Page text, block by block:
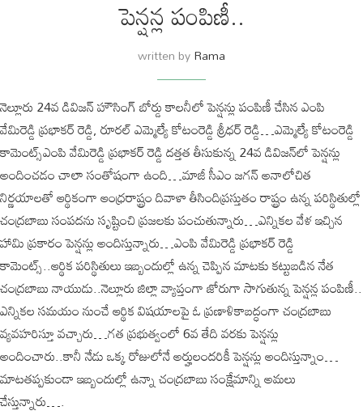
పెన్ష‌న్ల పంపిణీ..
written byRama
నెల్లూరు 24వ డివిజ‌న్ హౌసింగ్ బోర్డు కాల‌నీలో పెన్ష‌న్లు పంపిణీ చేసిన ఎంపి
వేమిరెడ్డి ప్ర‌భాక‌ర్ రెడ్డి, రూర‌ల్ ఎమ్మెల్యే కోటంరెడ్డి శ్రీ‌ధ‌ర్ రెడ్డి…ఎమ్మెల్యే కోటంరెడ్డి
కామెంట్స్‌ఎంపి వేమిరెడ్డి ప్ర‌భాక‌ర్ రెడ్డి ద‌త్త‌త తీసుకున్న 24వ డివిజ‌న్‌లో పెన్ష‌న్లు
అందించ‌డం చాలా సంతోషంగా ఉంది…మాజీ సీఎం జ‌గ‌న్ అనాలోచిత
నిర్ణ‌యాల‌తో ఆర్థికంగా ఆంధ్ర‌రాష్ట్రం దివాళా తీసిందిప్ర‌స్తుతం రాష్ట్రం ఉన్న ప‌రిస్థితుల్లో
చంద్ర‌బాబు సంప‌ద‌ను సృష్టించి ప్ర‌జ‌ల‌కు పంచుతున్నారు…ఎన్నిక‌ల వేళ ఇచ్చిన
హామి ప్ర‌కారం పెన్ష‌న్లు అందిస్తున్నారు…ఎంపి వేమిరెడ్డి ప్ర‌భాక‌ర్ రెడ్డి
కామెంట్స్‌..ఆర్థిక ప‌రిస్థితులు ఇబ్బందుల్లో ఉన్న చెప్పిన మాట‌కు క‌ట్టుబ‌డిన నేత
చంద్ర‌బాబు నాయుడు..నెల్లూరు జిల్లా వ్యాప్తంగా జోరుగా సాగుతున్న పెన్ష‌న్ల పంపిణీ..
ఎన్నిక‌ల స‌మ‌యం నుంచే ఆర్థిక విష‌యాల‌పై ఓ ప్ర‌ణాళికాబ‌ద్ధంగా చంద్ర‌బాబు
వ్య‌వ‌హ‌రిస్తూ వ‌చ్చారు…గ‌త ప్ర‌భుత్వంలో 6వ తేది వ‌ర‌కు పెన్ష‌న్లు
అందించారు..కానీ నేడు ఒక్క రోజులోనే అర్హులంద‌రికీ పెన్ష‌న్లు అందిస్తున్నాం…
మాట‌త‌ప్ప‌కుండా ఇబ్బందుల్లో ఉన్నా చంద్ర‌బాబు సంక్షేమాన్ని అమ‌లు
చేస్తున్నారు….